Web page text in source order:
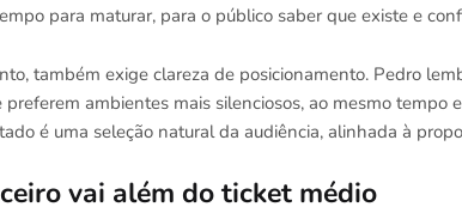
para maturar, para o público saber que existe e
também exige clareza de posicionamento. Pedro
ambientes mais silenciosos, ao mesmo tempo
é uma seleção natural da audiência, alinhada à
vai além do ticket médio